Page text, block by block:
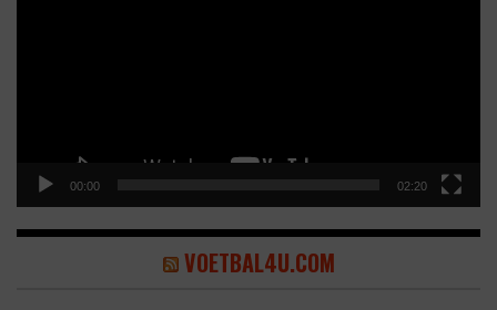
00:00 02:20
VOETBAL4U.COM